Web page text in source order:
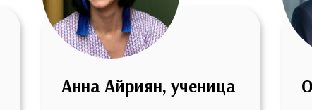
Анна Айриян, ученица